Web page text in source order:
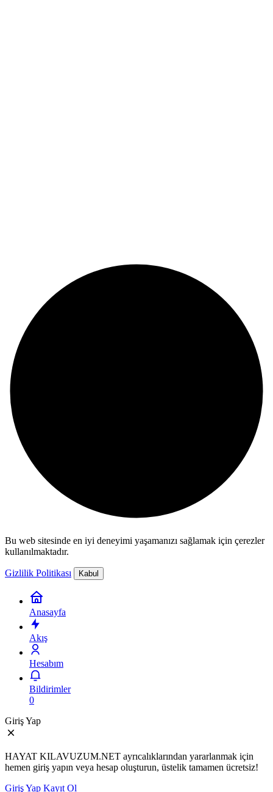
Bu web sitesinde en iyi deneyimi yaşamanızı sağlamak için çerezler
kullanılmaktadır.
Gizlilik Politikası Kabul
Anasayfa
Akış
Hesabım
Bildirimler
0
Giriş Yap
HAYAT KILAVUZUM.NET ayrıcalıklarından yararlanmak için
hemen giriş yapın veya hesap oluşturun, üstelik tamamen ücretsiz!
Giriş Yap Kayıt Ol